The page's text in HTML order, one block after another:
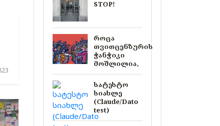
STOP!
როცა
თვითცენზურის
ჭანჭიკი
მოშლილია,
სატესტო
სიახლე
(Claude/Dato
test)